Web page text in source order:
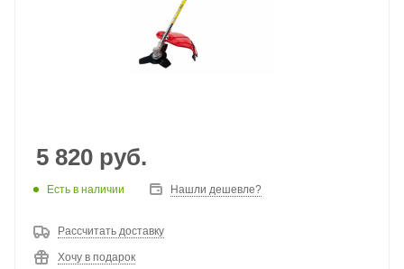
5 820 руб.
Есть в наличии Нашли дешевле?
Рассчитать доставку
Хочу в подарок